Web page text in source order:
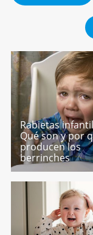
Rabietas
Qué son y por
producen los
berrinches